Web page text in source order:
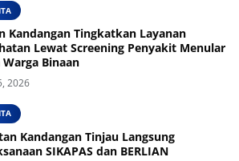
Kandangan Tingkatkan Layanan
Lewat Screening Penyakit Menular
Warga Binaan
2026
Kandangan Tinjau Langsung
SIKAPAS dan BERLIAN